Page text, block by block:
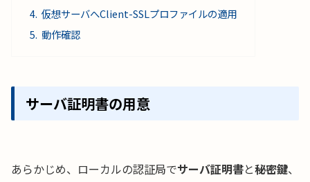
仮想サーバへClient-SSLプロファイルの適用
動作確認
サーバ証明書の用意
あらかじめ、ローカルの認証局でサーバ証明書と秘密鍵、